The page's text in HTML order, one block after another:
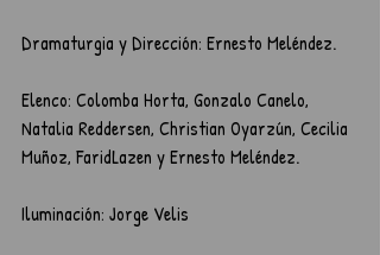
Dramaturgia y D​​​​​​irección: Ernesto Meléndez.
Elenco: Colomba Horta, Gonzalo Canelo,
Natalia Reddersen, Christian Oyarzún, Cecilia
Muñoz, FaridLazen y Ernesto Meléndez.
Iluminación: Jorge Velis